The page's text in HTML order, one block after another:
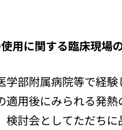
使用に関する臨床現場
部附属病院等で経験
適用後にみられる発熱
検討会としてただちに